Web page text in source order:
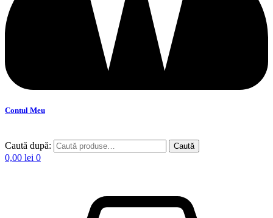
Contul Meu
Caută după: Caută
0,00 lei 0